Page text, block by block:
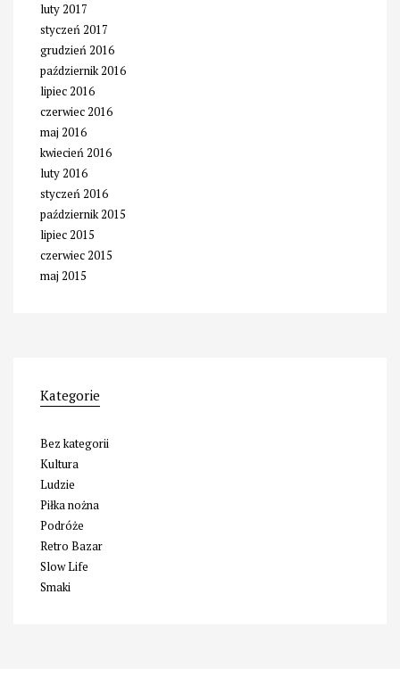
luty 2017
styczeń 2017
grudzień 2016
październik 2016
lipiec 2016
czerwiec 2016
maj 2016
kwiecień 2016
luty 2016
styczeń 2016
październik 2015
lipiec 2015
czerwiec 2015
maj 2015
Kategorie
Bez kategorii
Kultura
Ludzie
Piłka nożna
Podróże
Retro Bazar
Slow Life
Smaki